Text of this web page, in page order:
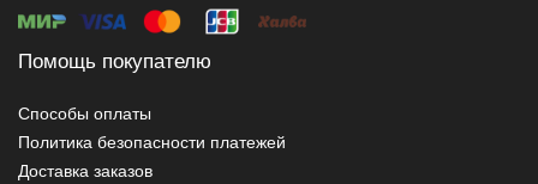
Помощь покупателю
Способы оплаты
Политика безопасности платежей
Доставка заказов